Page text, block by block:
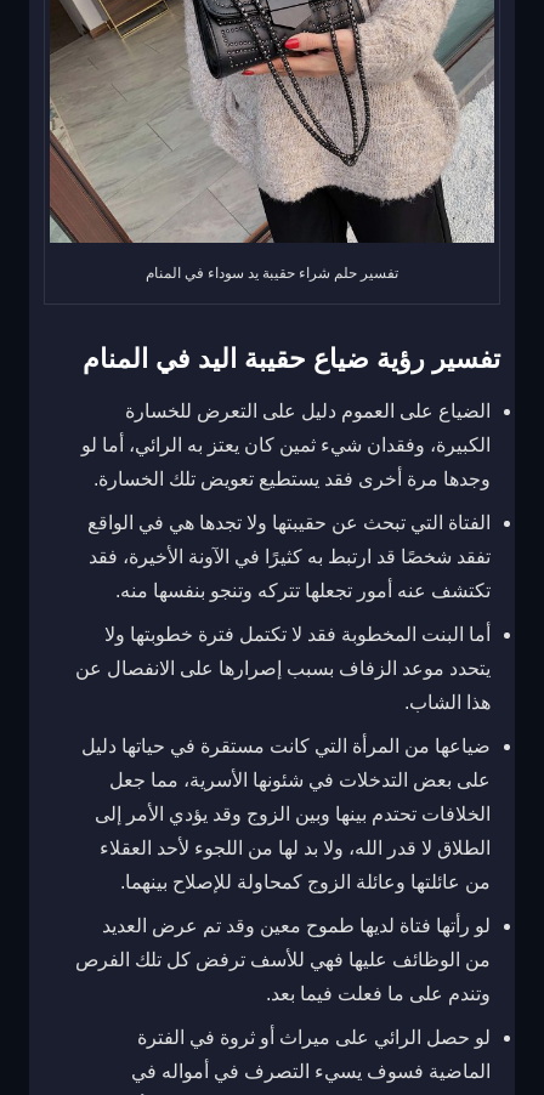
تفسير حلم شراء حقيبة يد سوداء في المنام
تفسير رؤية ضياع حقيبة اليد في المنام
الضياع على العموم دليل على التعرض للخسارة
الكبيرة، وفقدان شيء ثمين كان يعتز به الرائي، أما لو
وجدها مرة أخرى فقد يستطيع تعويض تلك الخسارة.
الفتاة التي تبحث عن حقيبتها ولا تجدها هي في الواقع
تفقد شخصًا قد ارتبط به كثيرًا في الآونة الأخيرة، فقد
تكتشف عنه أمور تجعلها تتركه وتنجو بنفسها منه.
أما البنت المخطوبة فقد لا تكتمل فترة خطوبتها ولا
يتحدد موعد الزفاف بسبب إصرارها على الانفصال عن
هذا الشاب.
ضياعها من المرأة التي كانت مستقرة في حياتها دليل
على بعض التدخلات في شئونها الأسرية، مما جعل
الخلافات تحتدم بينها وبين الزوج وقد يؤدي الأمر إلى
الطلاق لا قدر الله، ولا بد لها من اللجوء لأحد العقلاء
من عائلتها وعائلة الزوج كمحاولة للإصلاح بينهما.
لو رأتها فتاة لديها طموح معين وقد تم عرض العديد
من الوظائف عليها فهي للأسف ترفض كل تلك الفرص
وتندم على ما فعلت فيما بعد.
لو حصل الرائي على ميراث أو ثروة في الفترة
الماضية فسوف يسيء التصرف في أمواله في